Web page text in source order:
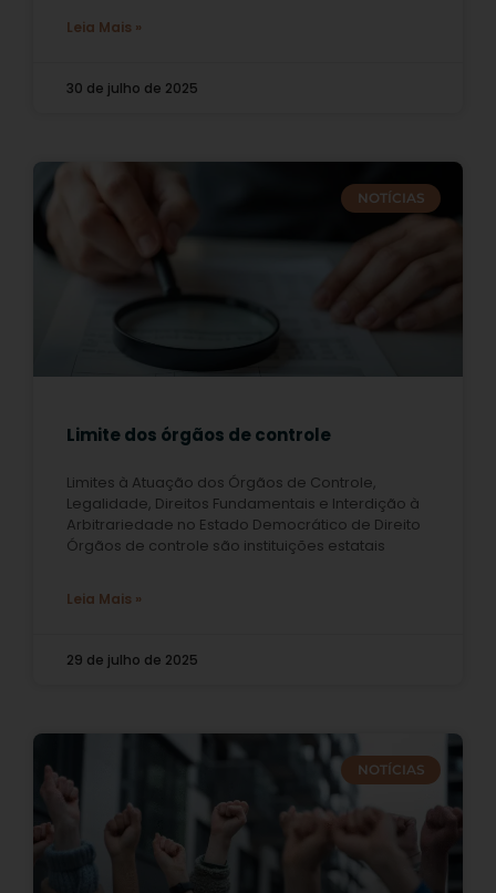
Leia Mais »
30 de julho de 2025
NOTÍCIAS
Limite dos órgãos de controle
Limites à Atuação dos Órgãos de Controle,
Legalidade, Direitos Fundamentais e Interdição à
Arbitrariedade no Estado Democrático de Direito
Órgãos de controle são instituições estatais
Leia Mais »
29 de julho de 2025
NOTÍCIAS